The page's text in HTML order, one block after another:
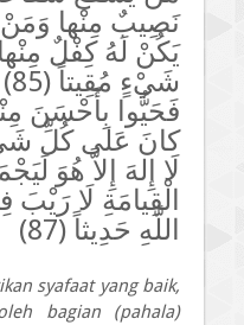
نَصِيبٌ مِنْها
يَكُنْ لَهُ كِفْلٌ
فَحَيُّوا بِأَحْسَنَ
لَا إِلهَ إِلاَّ هُوَ
الْقِيامَةِ لَا
اللَّهِ حَدِيثاً (87)
syafaat yang baik,
bagian (pahala)